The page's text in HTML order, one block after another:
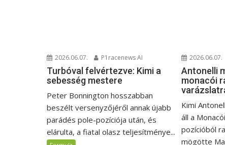
2026.06.07. P1racenews AI
Turbóval felvértezve: Kimi a
sebesség mestere
Peter Bonnington hosszabban
beszélt versenyzőjéről annak újabb
parádés pole-pozíciója után, és
elárulta, a fiatal olasz teljesítménye...
2026.06.07.
Antonelli
monacói
Kimi
áll a
pozícióból
mögötte